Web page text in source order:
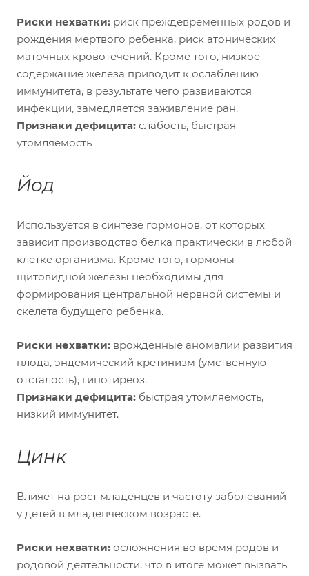
Риски нехватки: риск преждевременных родов и
рождения мертвого ребенка, риск атонических
маточных кровотечений. Кроме того, низкое
содержание железа приводит к ослаблению
иммунитета, в результате чего развиваются
инфекции, замедляется заживление ран.
Признаки дефицита: слабость, быстрая
утомляемость
Йод
Используется в синтезе гормонов, от которых
зависит производство белка практически в любой
клетке организма. Кроме того, гормоны
щитовидной железы необходимы для
формирования центральной нервной системы и
скелета будущего ребенка.
Риски нехватки: врожденные аномалии развития
плода, эндемический кретинизм (умственную
отсталость), гипотиреоз.
Признаки дефицита: быстрая утомляемость,
низкий иммунитет.
Цинк
Влияет на рост младенцев и частоту заболеваний
у детей в младенческом возрасте.
Риски нехватки: осложнения во время родов и
родовой деятельности, что в итоге может вызвать